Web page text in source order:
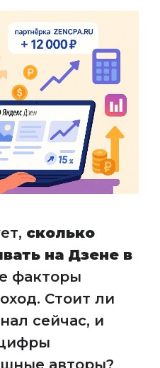
сколько
на Дзене в
факторы
Стоит ли
сейчас, и
авторы?